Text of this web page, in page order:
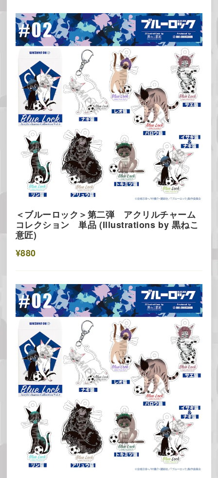
＜ブルーロック＞第二弾 アクリルチャーム
コレクション 単品 (Illustrations by 黒ねこ
意匠)
¥880